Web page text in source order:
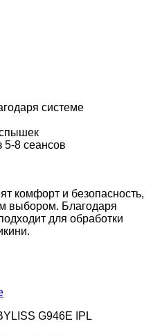
системе
5-8 сеансов
комфорт и безопасность,
выбором. Благодаря
для обработки